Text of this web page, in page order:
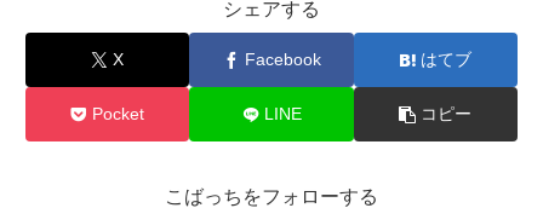
シェアする
X Facebook はてブ
Pocket LINE コピー
こばっちをフォローする